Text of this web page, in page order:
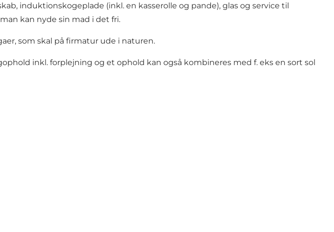
induktionskogeplade (inkl. en kasserolle og pande), glas og service til
kan nyde sin mad i det fri.
som skal på firmatur ude i naturen.
inkl. forplejning og et ophold kan også kombineres med f. eks en sort sol